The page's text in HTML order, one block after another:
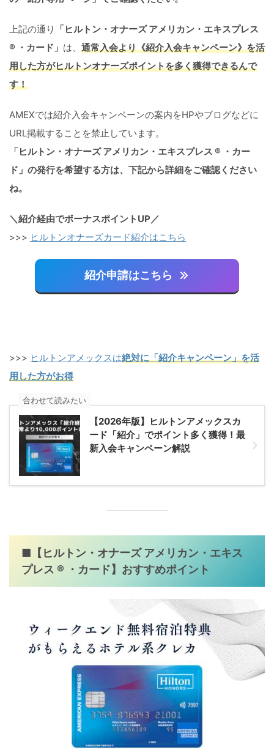
上記の通り
「ヒルトン・オナーズ アメリカン・エキスプレス
® ・カード」 は、 通常入会より《紹介入会キャンペーン》を活
用した方がヒルトンオナーズポイントを多く獲得できるんで
す！
AMEXでは紹介入会キャンペーンの案内をHPやブログなどに
URL掲載することを禁止しています。
「ヒルトン・オナーズ アメリカン・エキスプレス ® ・カー
ド」の発行を希望する方は、下記から詳細をご確認ください
ね。
＼紹介経由でボーナスポイントUP／
>>> ヒルトンオナーズカード紹介はこちら
紹介申請はこちら
>>> ヒルトンアメックスは絶対に「紹介キャンペーン」を活
用した方がお得
【2026年版】ヒルトンアメックスカ
ード「紹介」でポイント多く獲得！最
新入会キャンペーン解説
合わせて読みたい
■【ヒルトン・オナーズ アメリカン・エキス
プレス ® ・カード】おすすめポイント